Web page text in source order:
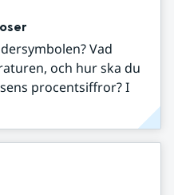
Vad
och hur ska du
procentsiffror? I